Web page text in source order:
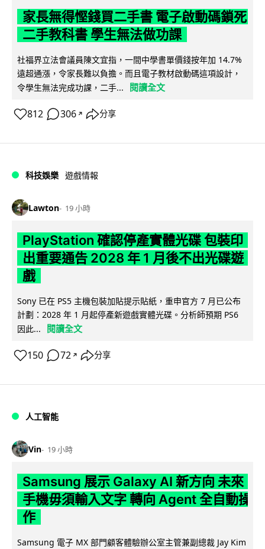
家長無得慳錢買二手書 電子啟動碼鎖死
二手教科書 學生無法做功課
社福界立法會議員陳文宜指，一間中學書單價錢按年加 14.7%
遠超通漲，令家長難以負擔。而且電子教材啟動碼這項設計，
令學生無法完成功課，二手...
閱讀全文
812 306 ↗ 分享
科技娛樂 遊戲情報
Lawton 19 小時
PlayStation 確認停產實體光碟 包裝印
出重要通告 2028 年 1 月後不出光碟遊
戲
Sony 已在 PS5 主機包裝加貼提示貼紙，重申官方 7 月已公布
計劃：2028 年 1 月起停產新遊戲實體光碟。分析師預期 PS6
因此...
閱讀全文
150 72 ↗ 分享
人工智能
Vin 19 小時
Samsung 展示 Galaxy AI 新方向 未來
手機毋須輸入文字 轉向 Agent 全自動操
作
Samsung 電子 MX 部門顧客體驗辦公室主管兼副總裁 Jay Kim